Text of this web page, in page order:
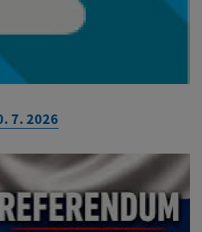
7. 2026